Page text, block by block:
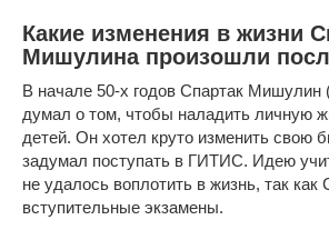
Какие изменения в жизни
Мишулина произошли
В начале 50-х годов Спартак
думал о том, чтобы наладить личную
детей. Он хотел круто изменить свою
задумал поступать в ГИТИС. Идею
не удалось воплотить в жизнь, так как
вступительные экзамены.